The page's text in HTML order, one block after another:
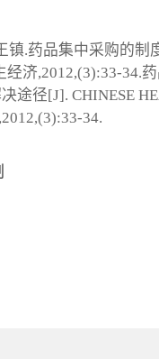
镇.药品集中采购的制
济,2012,(3):33-34.
途径[J]. CHINESE
34.